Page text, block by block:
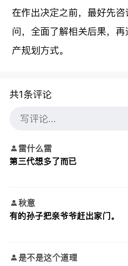
在作出决定之前，最好先
问，全面了解相关后果，
产规划方式。
共1条评论
雷什么雷
第三代想多了而已
秋意
有的孙子把亲爷爷赶出家门。
是不是这个道理